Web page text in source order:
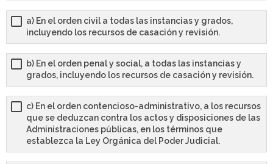
a) En el orden civil a todas las instancias y grados,
incluyendo los recursos de casación y revisión.
b) En el orden penal y social, a todas las instancias y
grados, incluyendo los recursos de casación y revisión.
c) En el orden contencioso-administrativo, a los recursos
que se deduzcan contra los actos y disposiciones de las
Administraciones públicas, en los términos que
establezca la Ley Orgánica del Poder Judicial.